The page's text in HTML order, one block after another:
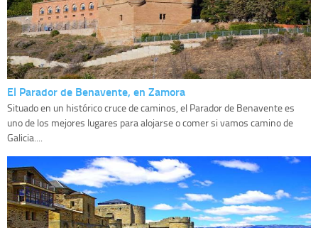
El Parador de Benavente, en Zamora
Situado en un histórico cruce de caminos, el Parador de Benavente es
uno de los mejores lugares para alojarse o comer si vamos camino de
Galicia....